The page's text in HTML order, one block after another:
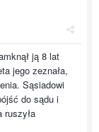
ją 8 lat
jego zeznała,
Sąsiadowi
do sądu i
ruszyła